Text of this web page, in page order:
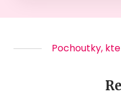
Pochoutky,